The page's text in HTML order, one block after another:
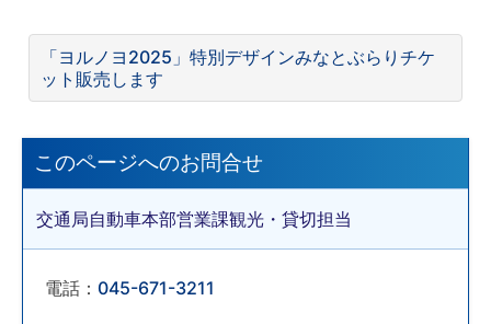
「ヨルノヨ2025」特別デザインみなとぶらりチケ
ット販売します
このページへのお問合せ
交通局自動車本部営業課観光・貸切担当
電話： 045-671-3211